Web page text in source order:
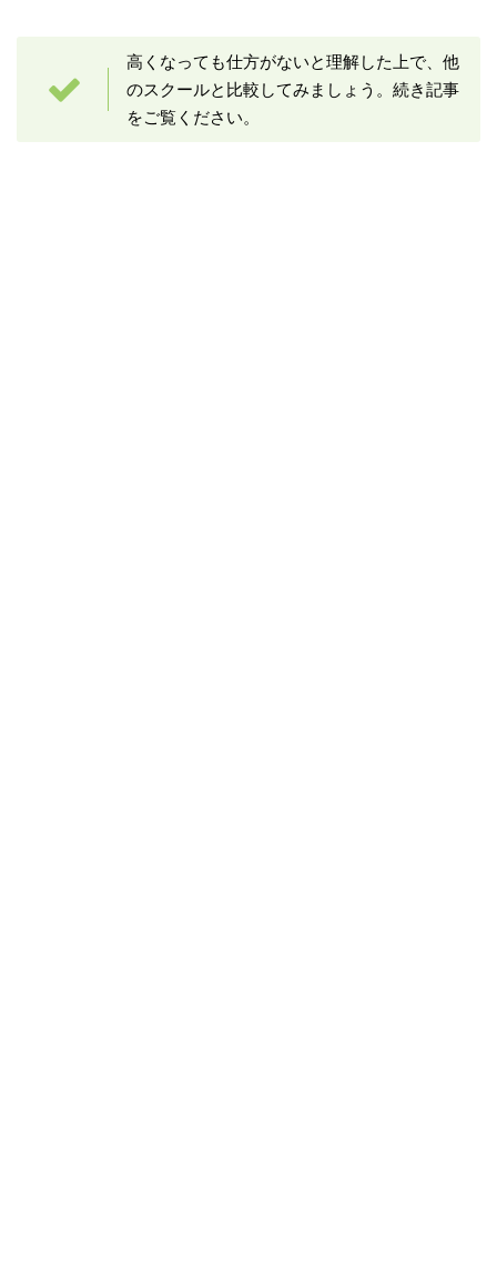
高くなっても仕方がないと理解した上で、他
のスクールと比較してみましょう。続き記事
をご覧ください。